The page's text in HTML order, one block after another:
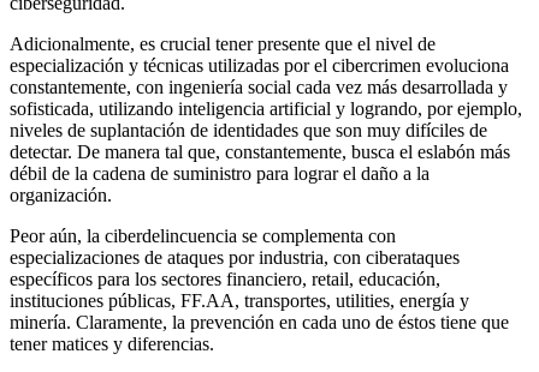
Adicionalmente, es crucial tener presente que el nivel de
especialización y técnicas utilizadas por el cibercrimen evoluciona
constantemente, con ingeniería social cada vez más desarrollada y
sofisticada, utilizando inteligencia artificial y logrando, por ejemplo,
niveles de suplantación de identidades que son muy difíciles de
detectar. De manera tal que, constantemente, busca el eslabón más
débil de la cadena de suministro para lograr el daño a la
organización.
Peor aún, la ciberdelincuencia se complementa con
especializaciones de ataques por industria, con ciberataques
específicos para los sectores financiero, retail, educación,
instituciones públicas, FF.AA, transportes, utilities, energía y
minería. Claramente, la prevención en cada uno de éstos tiene que
tener matices y diferencias.